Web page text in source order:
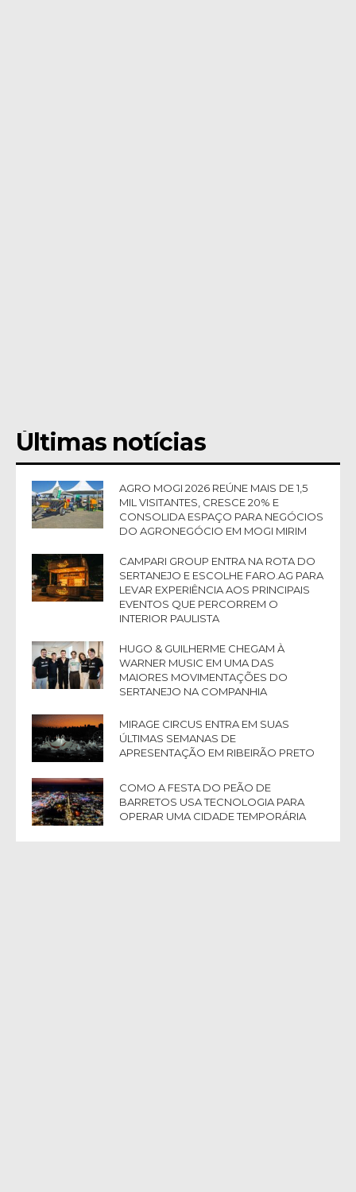
Últimas notícias
AGRO MOGI 2026 REÚNE MAIS DE 1,5
MIL VISITANTES, CRESCE 20% E
CONSOLIDA ESPAÇO PARA NEGÓCIOS
DO AGRONEGÓCIO EM MOGI MIRIM
CAMPARI GROUP ENTRA NA ROTA DO
SERTANEJO E ESCOLHE FARO.AG PARA
LEVAR EXPERIÊNCIA AOS PRINCIPAIS
EVENTOS QUE PERCORREM O
INTERIOR PAULISTA
HUGO & GUILHERME CHEGAM À
WARNER MUSIC EM UMA DAS
MAIORES MOVIMENTAÇÕES DO
SERTANEJO NA COMPANHIA
MIRAGE CIRCUS ENTRA EM SUAS
ÚLTIMAS SEMANAS DE
APRESENTAÇÃO EM RIBEIRÃO PRETO
COMO A FESTA DO PEÃO DE
BARRETOS USA TECNOLOGIA PARA
OPERAR UMA CIDADE TEMPORÁRIA